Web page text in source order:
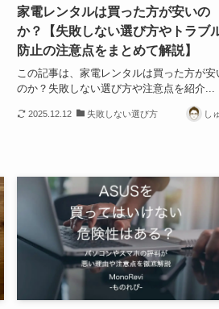
家電レンタルは買った方が安いの
か？【失敗しない選び方やトラブ
防止の注意点をまとめて解説】
この記事は、家電レンタルは買った方が安
のか？失敗しない選び方や注意点を紹介...
2025.12.12 失敗しない選び方 し